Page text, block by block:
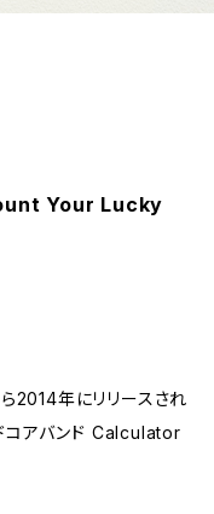
Your Lucky
年にリリースされ
コアバンド Calculator